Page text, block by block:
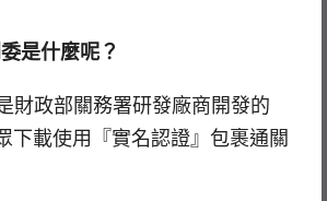
是什麼呢？
財政部關務署研發廠商開發的
下載使用『實名認證』包裹通關